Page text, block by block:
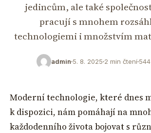
jedincům, ale také
pracují s mnohem
technologiemi i množstvím
admin 5. 8. 2025 2 min čtení
Moderní technologie, které dnes
k dispozici, nám pomáhají na
každodenního života bojovat s